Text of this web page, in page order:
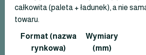
całkowita (paleta + ładunek), a nie
towaru.
Format (nazwa
rynkowa)
Wymiary
(mm)